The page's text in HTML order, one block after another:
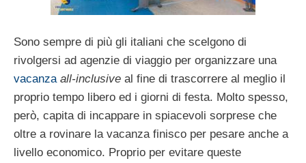
Sono sempre di più gli italiani che scelgono di
rivolgersi ad agenzie di viaggio per organizzare una
vacanza all-inclusive al fine di trascorrere al meglio il
proprio tempo libero ed i giorni di festa. Molto spesso,
però, capita di incappare in spiacevoli sorprese che
oltre a rovinare la vacanza finisco per pesare anche a
livello economico. Proprio per evitare queste